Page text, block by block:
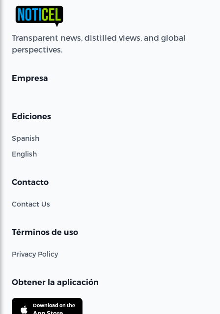
Transparent news, distilled views, and global
perspectives.
Empresa
Ediciones
Spanish
English
Contacto
Contact Us
Términos de uso
Privacy Policy
Obtener la aplicación
Download on the